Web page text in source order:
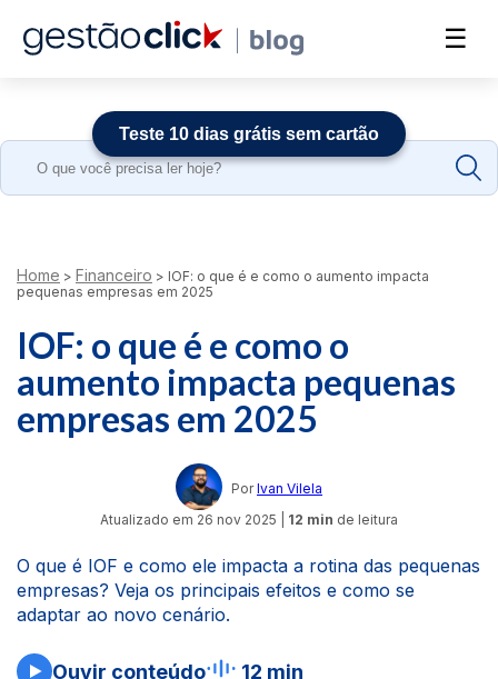
☰
Search
Home > Financeiro > IOF: o que é e como o aumento impacta
pequenas empresas em 2025
IOF: o que é e como o
aumento impacta pequenas
empresas em 2025
Por Ivan Vilela
Atualizado em 26 nov 2025 12 min de leitura
O que é IOF e como ele impacta a rotina das pequenas
empresas? Veja os principais efeitos e como se
adaptar ao novo cenário.
Ouvir conteúdo 12 min
Teste 10 dias grátis sem cartão